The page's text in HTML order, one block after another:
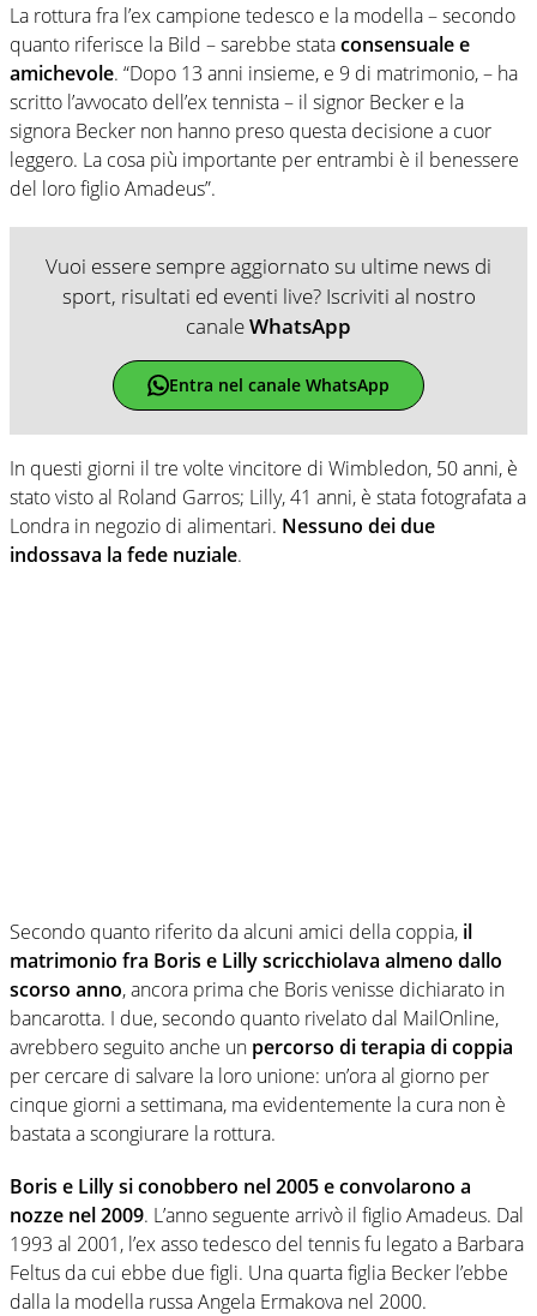
La rottura fra l’ex campione tedesco e la modella – secondo
quanto riferisce la Bild – sarebbe stataconsensuale e
amichevole. “Dopo 13 anni insieme, e 9 di matrimonio, – ha
scritto l’avvocato dell’ex tennista – il signor Becker e la
signora Becker non hanno preso questa decisione a cuor
leggero. La cosa più importante per entrambi è il benessere
del loro figlio Amadeus”.
Vuoi essere sempre aggiornato su ultime news di
sport, risultati ed eventi live? Iscriviti al nostro
canaleWhatsApp
Entra nel canale WhatsApp
In questi giorni il tre volte vincitore di Wimbledon, 50 anni, è
stato visto al Roland Garros; Lilly, 41 anni, è stata fotografata a
Londra in negozio di alimentari. Nessuno dei due
indossava la fede nuziale.
Secondo quanto riferito da alcuni amici della coppia, il
matrimonio fra Boris e Lilly scricchiolava almeno dallo
scorso anno, ancora prima che Boris venisse dichiarato in
bancarotta. I due, secondo quanto rivelato dal MailOnline,
avrebbero seguito anche un percorso di terapia di coppia
per cercare di salvare la loro unione: un’ora al giorno per
cinque giorni a settimana, ma evidentemente la cura non è
bastata a scongiurare la rottura.
Boris e Lilly si conobbero nel 2005 e convolarono a
nozze nel 2009. L’anno seguente arrivò il figlio Amadeus. Dal
1993 al 2001, l’ex asso tedesco del tennis fu legato a Barbara
Feltus da cui ebbe due figli. Una quarta figlia Becker l’ebbe
dalla la modella russa Angela Ermakova nel 2000.